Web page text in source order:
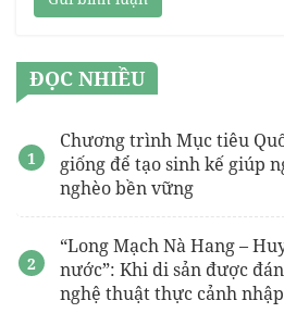
ĐỌC NHIỀU
Chương trình Mục tiêu
giống để tạo sinh kế giúp
nghèo bền vững
“Long Mạch Nà Hang –
nước”: Khi di sản được
nghệ thuật thực cảnh